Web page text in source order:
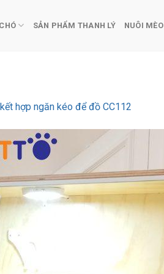
SẢN PHẨM THANH LÝ NUÔI MÈO
hợp ngăn kéo để đồ CC112